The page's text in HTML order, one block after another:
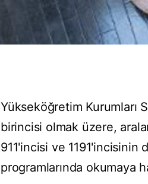
Yükseköğretim Kurumları
birincisi olmak üzere,
911'incisi ve 1191'incisinin
programlarında okumaya